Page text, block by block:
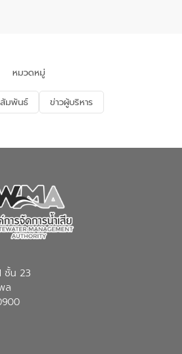
จัดการน้ำเสียและสร้างจิตสำนึกในการ
อนุรักษ์สิ่งแวดล้อม ในหัวข้อ “น้ำเสียชุมชน
และการบำบัดน้ำเสียเบื้องต้น” โดยให้ความรู้
เกี่ยวกับสาเหตุและผลกระทบของน้ำเสีย
ณ เทศบาลตำบลบางเลน จังหวัดนครปฐม
หมวดหมู่
สัมพันธ์ ข่าวผู้บริหาร
ชั้น 23
ล